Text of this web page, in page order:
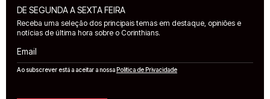
DE SEGUNDA A SEXTA FEIRA
Receba uma seleção dos principais temas em destaque, opiniões e
notícias de última hora sobre o Corinthians.
Email
Ao subscrever está a aceitar a nossaPolítica de Privacidade